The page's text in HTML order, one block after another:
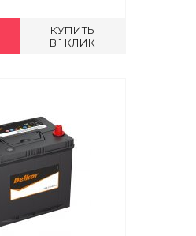
КУПИТЬ
В 1 КЛИК